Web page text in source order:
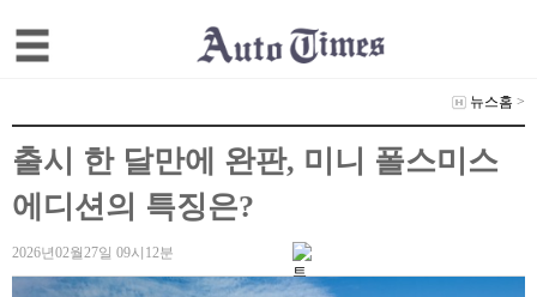
뉴스홈 >
출시 한 달만에 완판, 미니 폴스미스
에디션의 특징은?
2026년02월27일 09시12분